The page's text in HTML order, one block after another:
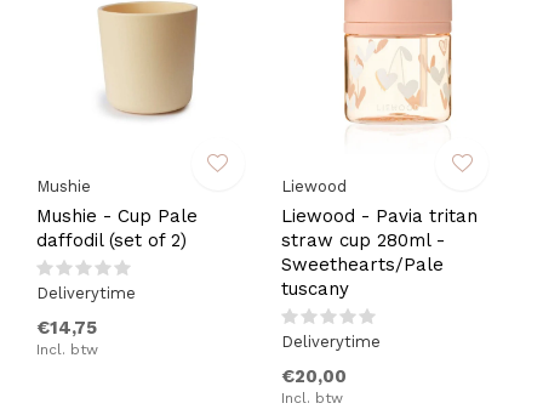
Mushie
Mushie - Cup Pale
daffodil (set of 2)
Deliverytime
€14,75
Incl. btw
Liewood
Liewood - Pavia tritan
straw cup 280ml -
Sweethearts/Pale
tuscany
Deliverytime
€20,00
Incl. btw